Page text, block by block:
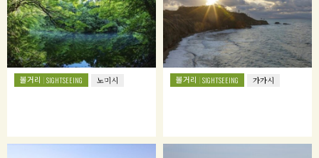
볼거리 SIGHTSEEING 노미시 볼거리 SIGHTSEEING 가가시